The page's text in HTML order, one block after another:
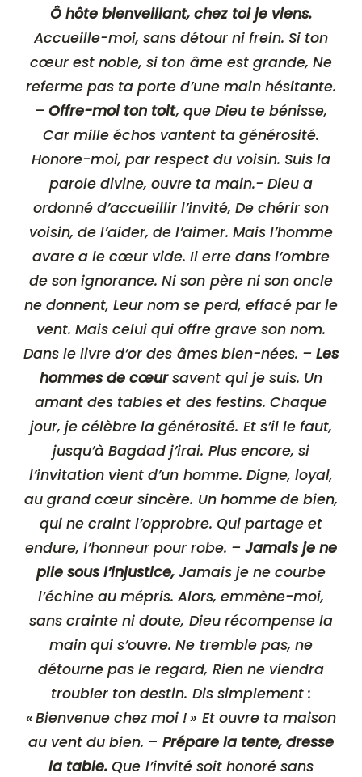
Ô hôte bienveillant, chez toi je viens.
Accueille-moi, sans détour ni frein. Si ton
cœur est noble, si ton âme est grande, Ne
referme pas ta porte d’une main hésitante.
–Offre-moi ton toit, que Dieu te bénisse,
Car mille échos vantent ta générosité.
Honore-moi, par respect du voisin. Suis la
parole divine, ouvre ta main.- Dieu a
ordonné d’accueillir l’invité, De chérir son
voisin, de l’aider, de l’aimer. Mais l’homme
avare a le cœur vide. Il erre dans l’ombre
de son ignorance. Ni son père ni son oncle
ne donnent, Leur nom se perd, effacé par le
vent. Mais celui qui offre grave son nom.
Dans le livre d’or des âmes bien-nées. – Les
hommes de cœursavent qui je suis. Un
amant des tables et des festins. Chaque
jour, je célèbre la générosité. Et s’il le faut,
jusqu’à Bagdad j’irai. Plus encore, si
l’invitation vient d’un homme. Digne, loyal,
au grand cœur sincère. Un homme de bien,
qui ne craint l’opprobre. Qui partage et
endure, l’honneur pour robe. –Jamais je ne
plie sous l’injustice,Jamais je ne courbe
l’échine au mépris. Alors, emmène-moi,
sans crainte ni doute, Dieu récompense la
main qui s’ouvre. Ne tremble pas, ne
détourne pas le regard, Rien ne viendra
troubler ton destin. Dis simplement :
« Bienvenue chez moi ! » Et ouvre ta maison
au vent du bien. – Prépare la tente, dresse
la table. Que l’invité soit honoré sans